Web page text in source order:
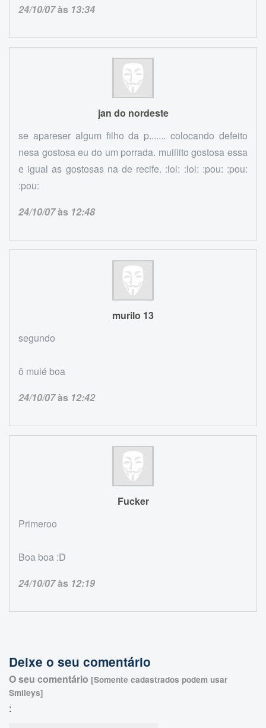
24/10/07às 13:34
jan do nordeste
se apareser algum filho da p....... colocando defeito
nesa gostosa eu do um porrada. muiiiito gostosa essa
e igual as gostosas na de recife. :lol: :lol: :pou: :pou:
:pou:
24/10/07às 12:48
murilo 13
segundo
ô muié boa
24/10/07às 12:42
Fucker
Primeroo
Boa boa :D
24/10/07às 12:19
Deixe o seu comentário
O seu comentário [Somente cadastrados podem usar
Smileys]
: